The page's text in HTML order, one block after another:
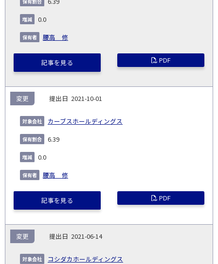
0.0
腰高 修
記事を見る PDF
2021-10-01
カーブスホールディングス
変更
6.39
0.0
腰高 修
記事を見る PDF
2021-06-14
コシダカホールディングス
変更